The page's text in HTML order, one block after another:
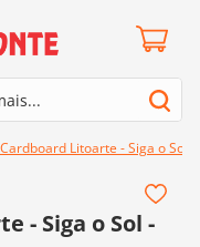
Litoarte - Siga o Sol -
- Siga o Sol -